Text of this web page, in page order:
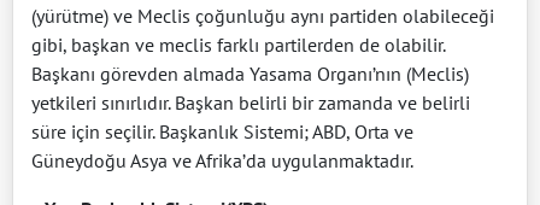
(yürütme) ve Meclis çoğunluğu aynı partiden olabileceği
gibi, başkan ve meclis farklı partilerden de olabilir.
Başkanı görevden almada Yasama Organı’nın (Meclis)
yetkileri sınırlıdır. Başkan belirli bir zamanda ve belirli
süre için seçilir. Başkanlık Sistemi; ABD, Orta ve
Güneydoğu Asya ve Afrika’da uygulanmaktadır.